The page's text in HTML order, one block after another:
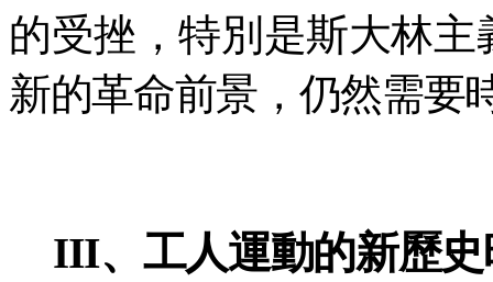
的受挫，特別是斯大林
新的革命前景，仍然需要
III、工人運動的新歷史